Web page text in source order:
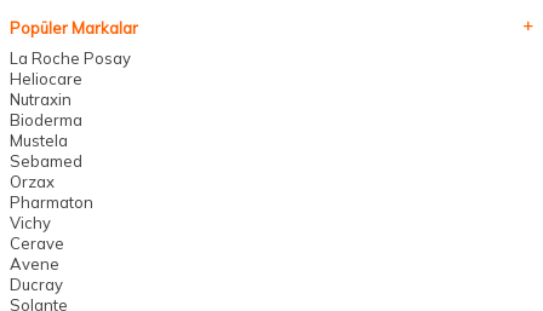
Popüler Markalar
La Roche Posay
Heliocare
Nutraxin
Bioderma
Mustela
Sebamed
Orzax
Pharmaton
Vichy
Cerave
Avene
Ducray
Solante